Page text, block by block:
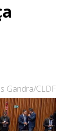
Gandra/CLDF